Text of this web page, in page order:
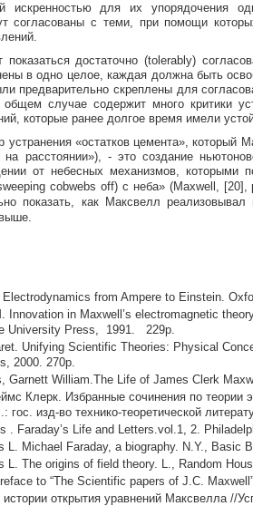
искренностью для их упорядочения
согласованы с теми, при помощи
показаться достаточно (tolerably)
в одно целое, каждая должна быть
предварительно скреплены для
случае содержит много критики
которые ранее долгое время имели
устранения «остатков цемента», который
расстоянии»), - это создание
от небесных механизмов, которыми
cobwebs off) с неба» (Maxwell,
показать, как Максвелл
Electrodynamics from Ampere to Einstein.
Innovation in Maxwell’s electromagnetic
University Press, 1991. 229p.
Unifying Scientific Theories: Physical
2000. 270p.
Garnett William.The Life of James Clerk
Клерк. Избранные сочинения по теории
гос. изд-во технико-теоретической
. Faraday’s Life and Letters.vol.1, 2.
L. Michael Faraday, a biography. N.Y., Basic
L. The origins of field theory. L., Random
to “The Scientific papers of J.C.
открытия уравнений Максвелла //